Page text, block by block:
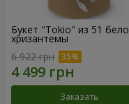
Букет "Tokio" из 51
хризантемы
6 922 грн
Заказать